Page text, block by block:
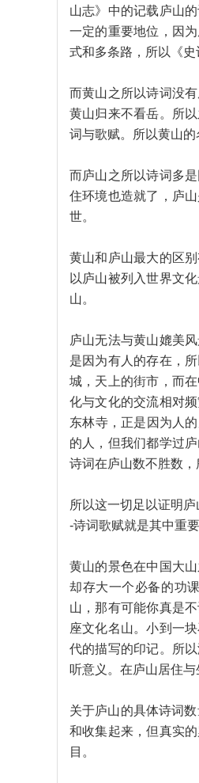
山志》中的记载庐山
一定的重要地位，因
式和多条路，所以《史
而黄山之所以诗词没
黄山归来不看岳。所
词与歌赋。所以黄山的
而庐山之所以诗词多
住环境也造就了，庐
世。
黄山和庐山最大的区
以庐山被列入世界文
山。
庐山无法与黄山媲美
是因为有人的存在，
城，天上的街市，而
化与文化的交流相对
东林寺，正是因为人
的人，但我们都学过
诗词在庐山数不胜数，
所以这一切足以证明
-诗词歌赋就是其中重要
黄山的景色在中国大
却存大一个必备的功
山，那有可能你真是
座文化名山。小到一
代的描写的印记。所
听意义。在庐山居住
关于庐山的具体诗词
和收集起来，但真实
目。